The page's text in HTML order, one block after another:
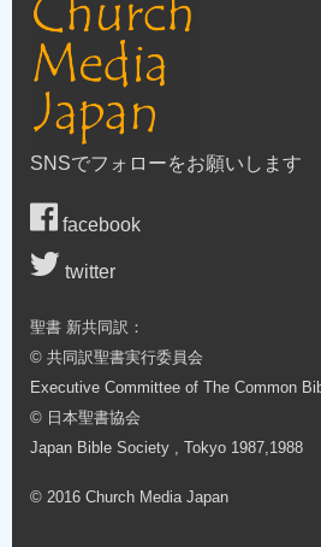
SNSでフォローをお願いします
facebook
twitter
聖書 新共同訳：
© 共同訳聖書実行委員会
Executive Committee of The Common
© 日本聖書協会
Japan Bible Society , Tokyo 1987,1988
© 2016 Church Media Japan